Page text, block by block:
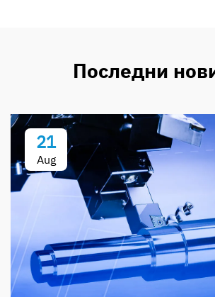
Последни
21
Aug